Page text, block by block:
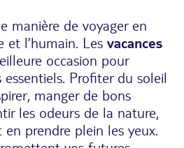
manière de voyager en
et l’humain. Les vacances
occasion pour
essentiels. Profiter du soleil
manger de bons
les odeurs de la nature,
prendre plein les yeux.